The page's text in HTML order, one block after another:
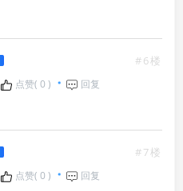
#6楼
点赞( 0 ) 回复
#7楼
点赞( 0 ) 回复